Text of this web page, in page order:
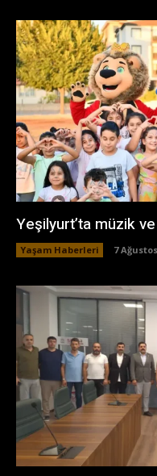
Yeşilyurt’ta müzik
Yaşam Haberleri 7